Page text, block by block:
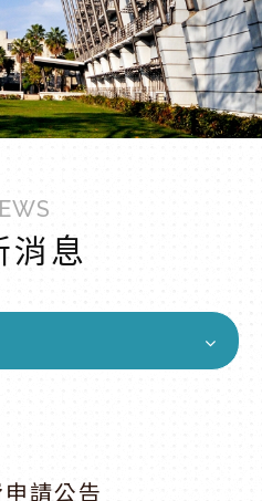
消息
請公告